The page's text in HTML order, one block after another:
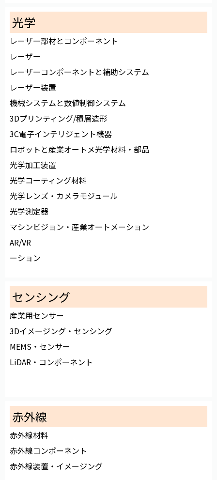
光学
レーザー部材とコンポーネント
レーザー
レーザーコンポーネントと補助システム
レーザー装置
機械システムと数値制御システム
3Dプリンティング/積層造形
3C電子インテリジェント機器
ロボットと産業オートメ光学材料・部品
光学加工装置
光学コーティング材料
光学レンズ・カメラモジュール
光学測定器
マシンビジョン・産業オートメーション
AR/VR
ーション
センシング
産業用センサー
3Dイメージング・センシング
MEMS・センサー
LiDAR・コンポーネント
赤外線
赤外線材料
赤外線コンポーネント
赤外線装置・イメージング